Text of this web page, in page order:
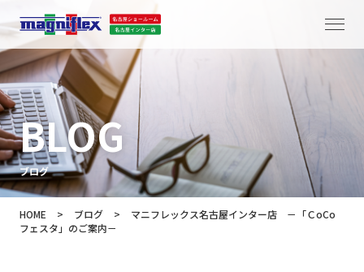
BLOG
ブログ
HOME > ブログ >
マニフレックス名古屋インター店 －「ＣoCo
フェスタ」のご案内－